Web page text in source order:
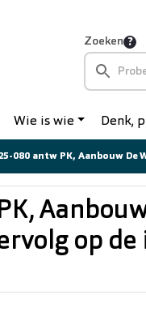
Zoeken
Wie is wie Denk,
080 antw PK, Aanbouw De Waag in
op